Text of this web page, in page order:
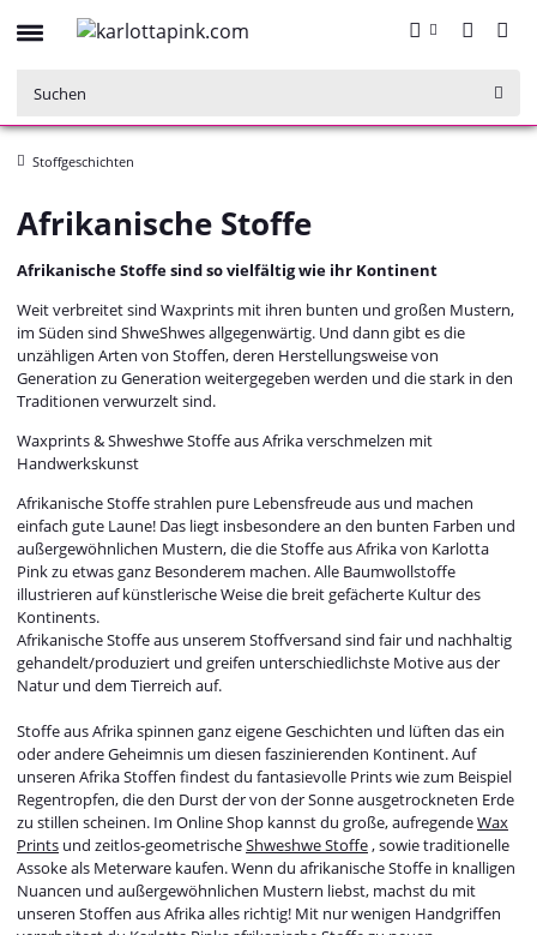
Stoffgeschichten
Afrikanische Stoffe
Afrikanische Stoffe sind so vielfältig wie ihr Kontinent
Weit verbreitet sind Waxprints mit ihren bunten und großen Mustern,
im Süden sind ShweShwes allgegenwärtig. Und dann gibt es die
unzähligen Arten von Stoffen, deren Herstellungsweise von
Generation zu Generation weitergegeben werden und die stark in den
Traditionen verwurzelt sind.
Waxprints & Shweshwe Stoffe aus Afrika verschmelzen mit
Handwerkskunst
Afrikanische Stoffe strahlen pure Lebensfreude aus und machen
einfach gute Laune! Das liegt insbesondere an den bunten Farben und
außergewöhnlichen Mustern, die die Stoffe aus Afrika von Karlotta
Pink zu etwas ganz Besonderem machen. Alle Baumwollstoffe
illustrieren auf künstlerische Weise die breit gefächerte Kultur des
Kontinents.
Afrikanische Stoffe aus unserem Stoffversand sind fair und nachhaltig
gehandelt/produziert und greifen unterschiedlichste Motive aus der
Natur und dem Tierreich auf.
Stoffe aus Afrika spinnen ganz eigene Geschichten und lüften das ein
oder andere Geheimnis um diesen faszinierenden Kontinent. Auf
unseren Afrika Stoffen findest du fantasievolle Prints wie zum Beispiel
Regentropfen, die den Durst der von der Sonne ausgetrockneten Erde
zu stillen scheinen. Im Online Shop kannst du große, aufregendeWax
Prints und zeitlos-geometrischeShweshwe Stoffe, sowie traditionelle
Assoke als Meterware kaufen. Wenn du afrikanische Stoffe in knalligen
Nuancen und außergewöhnlichen Mustern liebst, machst du mit
unseren Stoffen aus Afrika alles richtig! Mit nur wenigen Handgriffen